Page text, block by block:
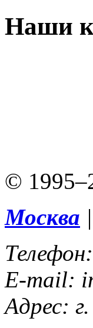
Наши
©
Москва |
Телефон:
E-mail:
Адрес: